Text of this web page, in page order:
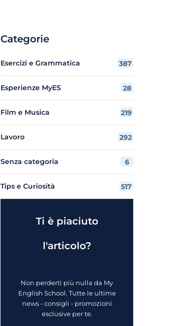
Categorie
Esercizi e Grammatica 387
Esperienze MyES 28
Film e Musica 219
Lavoro 292
Senza categoria 6
Tips e Curiosità 517
Ti è piaciuto
l'articolo?
Non perderti più nulla da My
English School. Tutte le ultime
news - consigli - promozioni
esclusive per te.